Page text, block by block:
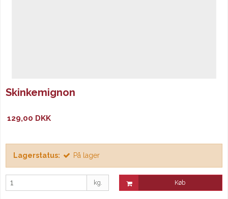
Skinkemignon
129,00 DKK
Lagerstatus: På lager
kg. Køb